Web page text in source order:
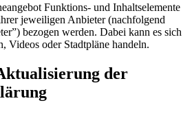
Funktions- und Inhaltselemente
jeweiligen Anbieter (nachfolgend
bezogen werden. Dabei kann es sich
Videos oder Stadtpläne handeln.
der